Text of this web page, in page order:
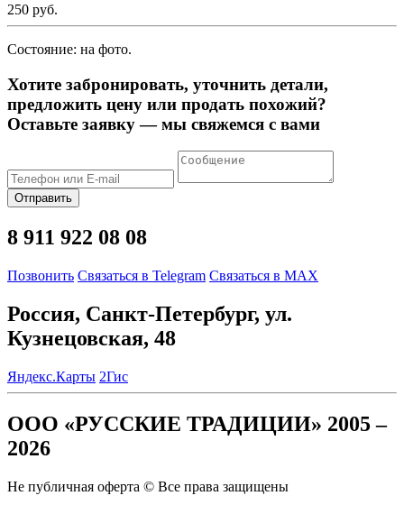
250 руб.
Состояние: на фото.
Хотите забронировать, уточнить детали,
предложить цену или продать похожий?
Оставьте заявку — мы свяжемся с вами
Отправить
8 911 922 08 08
Позвонить Связаться в Telegram Связаться в MAX
Россия, Санкт-Петербург, ул.
Кузнецовская, 48
Яндекс.Карты 2Гис
ООО «РУССКИЕ ТРАДИЦИИ» 2005 –
2026
Не публичная оферта © Все права защищены